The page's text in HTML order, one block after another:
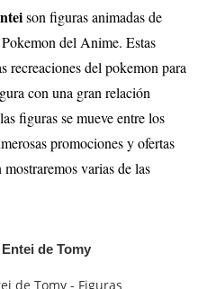
son figuras animadas de
del Anime. Estas
recreaciones del pokemon para
con una gran relación
figuras se mueve entre los
promociones y ofertas
varias de las
de Tomy